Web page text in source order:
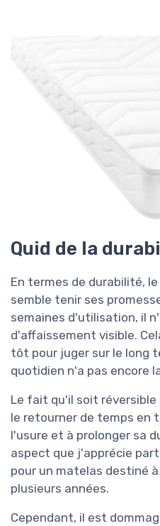
Quid de la
En termes de durabilité,
semble tenir ses
semaines d'utilisation, il
d'affaissement visible.
tôt pour juger sur le long
quotidien n'a pas encore
Le fait qu'il soit
le retourner de temps en
l'usure et à prolonger sa
aspect que j'apprécie
pour un matelas destiné
plusieurs années.
Cependant, il est